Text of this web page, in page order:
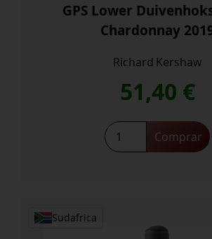
GPS Lower
Chardonnay
Richard Kershaw
51,40 €
GPS
Lower
cantidad
Comprar
Sudafrica